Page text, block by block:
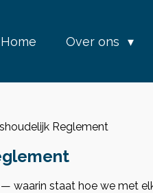
Home Over ons
Reglement
waarin staat hoe we met